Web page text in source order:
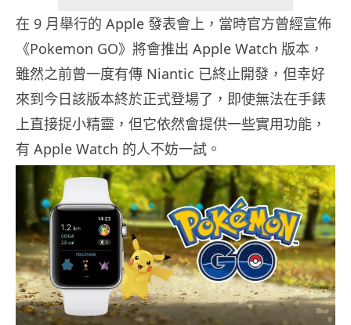
在 9 月舉行的 Apple 發表會上，當時官方曾經宣佈
《Pokemon GO》將會推出 Apple Watch 版本，
雖然之前曾一度有傳 Niantic 已終止開發，但幸好
來到今日該版本終於正式登場了，即使無法在手錶
上直接捉小精靈，但它依然會提供一些實用功能，
有 Apple Watch 的人不妨一試。